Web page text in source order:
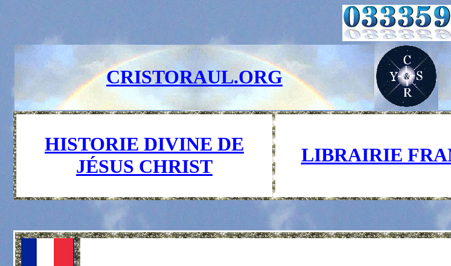
CRISTORAUL.ORG
HISTORIE DIVINE DE
JÉSUS CHRIST
LIBRAIRIE